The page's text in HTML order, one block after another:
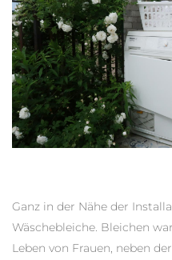
Ganz in der Nähe der
Wäschebleiche. Bleichen
Leben von Frauen, neben